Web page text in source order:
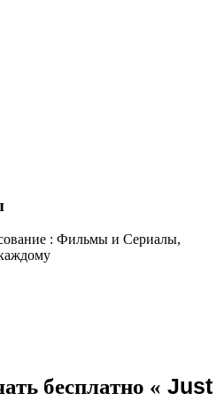
: Фильмы и Сериалы,